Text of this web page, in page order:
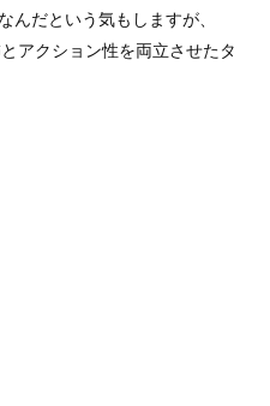
んだという気もしますが、
アクション性を両立させたタ